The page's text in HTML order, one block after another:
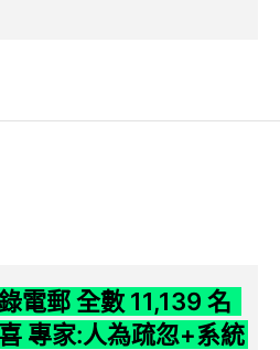
電郵 全數 11,139 名
專家:人為疏忽+系統